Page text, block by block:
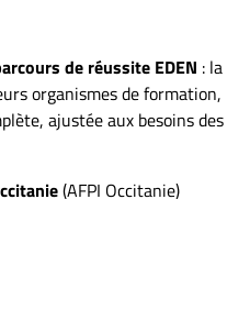
de réussite EDEN : la
organismes de formation,
ajustée aux besoins des
(AFPI Occitanie)